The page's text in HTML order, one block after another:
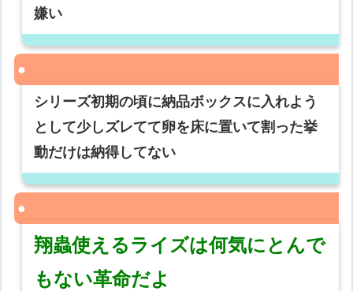
嫌い
シリーズ初期の頃に納品ボックスに入れよう
として少しズレてて卵を床に置いて割った挙
動だけは納得してない
翔蟲使えるライズは何気にとんで
もない革命だよ